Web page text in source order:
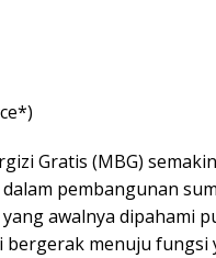
Gratis (MBG)
pembangunan
awalnya dipahami
bergerak menuju fungsi